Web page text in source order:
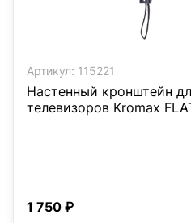
Артикул: 115221
Настенный кронштейн
телевизоров Kromax
1 750 ₽